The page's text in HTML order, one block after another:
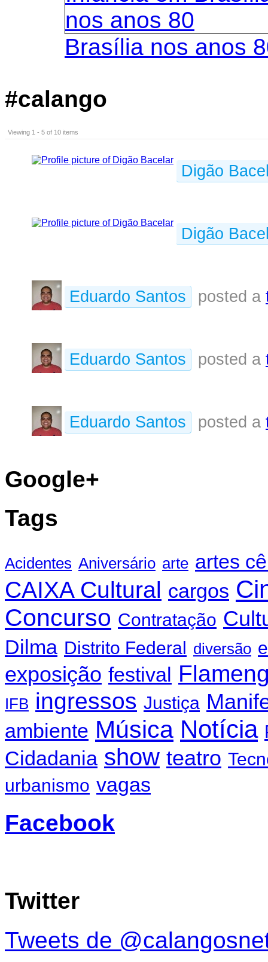
Brasília nos anos
#calango
Viewing 1 - 5 of 10 items
Digão
Digão
Eduardo Santos posted a
Eduardo Santos posted a
Eduardo Santos posted a
Google+
Tags
Acidentes Aniversário arte artes
CAIXA Cultural cargos
Concurso Contratação
Dilma Distrito Federal diversão
exposição festival
IFB ingressos Justiça
ambiente Música Notícia
Cidadania show teatro
urbanismo vagas
Facebook
Twitter
Tweets de